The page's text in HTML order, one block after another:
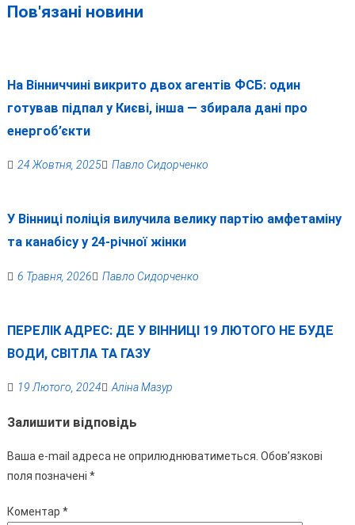
Пов'язані новини
На Вінниччині викрито двох агентів ФСБ: один
готував підпал у Києві, інша — збирала дані про
енергоб’єкти
24 Жовтня, 2025 Павло Сидорченко
У Вінниці поліція вилучила велику партію амфетаміну
та канабісу у 24-річної жінки
6 Травня, 2026 Павло Сидорченко
ПЕРЕЛІК АДРЕС: ДЕ У ВІННИЦІ 19 ЛЮТОГО НЕ БУДЕ
ВОДИ, СВІТЛА ТА ГАЗУ
19 Лютого, 2024 Аліна Мазур
Залишити відповідь
Ваша e-mail адреса не оприлюднюватиметься. Обов’язкові
поля позначені *
Коментар *